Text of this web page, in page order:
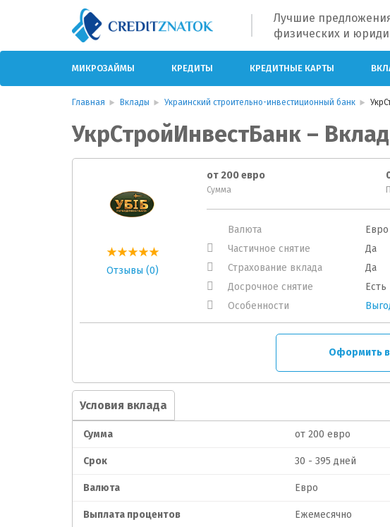
Лучшие
физических и
МИКРОЗАЙМЫ КРЕДИТЫ КРЕДИТНЫЕ КАРТЫ
Главная Вклады Украинский строительно-инвестиционный банк
УкрСтройИнвестБанк –
Отзывы (0)
от 200 евро
Сумма
Валюта
Евро
Частичное снятие
Да
Страхование вклада
Да
Досрочное снятие
Есть
Особенности
Оформить
Условия вклада
Сумма от 200 евро
Срок 30 - 395 дней
Валюта Евро
Выплата процентов Ежемесячно